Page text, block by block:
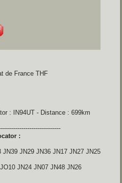
France THF
- Distance : 699km
:
JN29 JN36 JN17 JN27 JN25
JO10 JN24 JN07 JN48 JN26